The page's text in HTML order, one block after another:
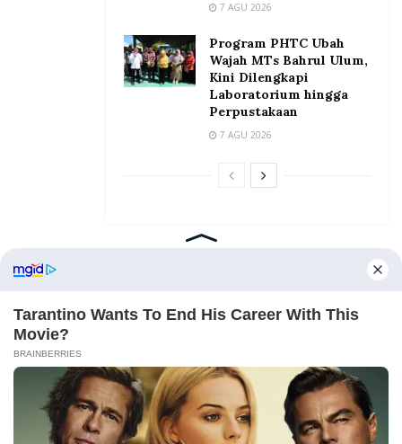
7 AGU 2026
Program PHTC Ubah
Wajah MTs Bahrul Ulum,
Kini Dilengkapi
Laboratorium hingga
Perpustakaan
7 AGU 2026
Home Tentang Kontak Redaksi Pedoman Media Siber
©2026 Prosesnews.id. All Rights Reserved.